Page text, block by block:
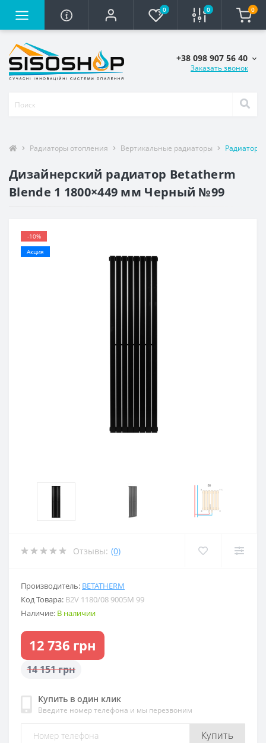
0 0 0
+38 098 907 56 40
Заказать звонок
Радиаторы отопления Вертикальные радиаторы Радиатор
Дизайнерский радиатор Betatherm
Blende 1 1800×449 мм Черный №99
-10%
Акция
Отзывы: (0)
Производитель: BETATHERM
Код Товара: B2V 1180/08 9005M 99
Наличие: В наличии
12 736 грн
14 151 грн
Купить в один клик
Введите номер телефона и мы перезвоним
Купить